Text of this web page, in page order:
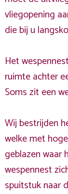
vliegopening
die bij u
Het
ruimte achter
Soms zit een
Wij bestrijden
welke met
geblazen waar
wespennest
spuitstuk naar